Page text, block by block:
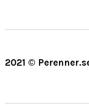
2021 ©